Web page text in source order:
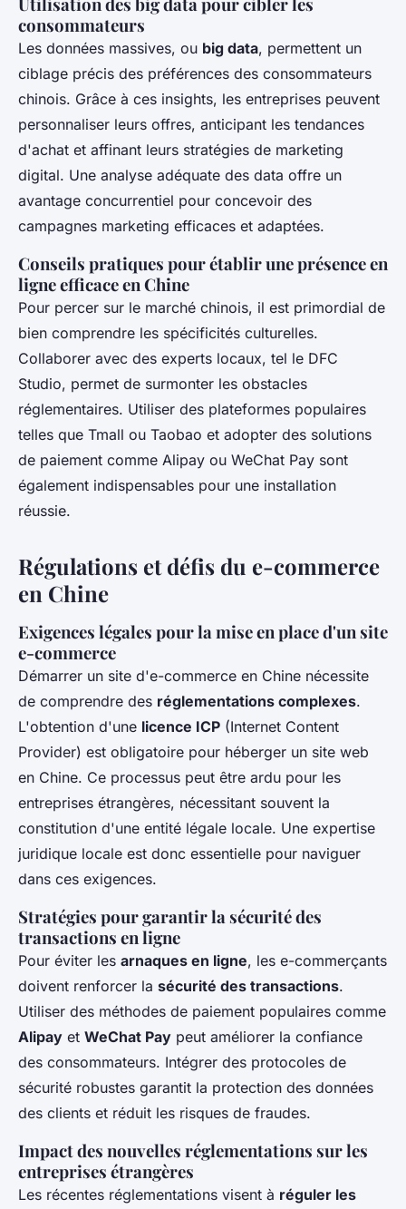
consommateurs
Les données massives, ou big data, permettent un
ciblage précis des préférences des consommateurs
chinois. Grâce à ces insights, les entreprises peuvent
personnaliser leurs offres, anticipant les tendances
d'achat et affinant leurs stratégies de marketing
digital. Une analyse adéquate des data offre un
avantage concurrentiel pour concevoir des
campagnes marketing efficaces et adaptées.
Conseils pratiques pour établir une présence en
ligne efficace en Chine
Pour percer sur le marché chinois, il est primordial de
bien comprendre les spécificités culturelles.
Collaborer avec des experts locaux, tel le DFC
Studio, permet de surmonter les obstacles
réglementaires. Utiliser des plateformes populaires
telles que Tmall ou Taobao et adopter des solutions
de paiement comme Alipay ou WeChat Pay sont
également indispensables pour une installation
réussie.
Régulations et défis du e-commerce
en Chine
Exigences légales pour la mise en place d'un site
e-commerce
Démarrer un site d'e-commerce en Chine nécessite
de comprendre des réglementations complexes.
L'obtention d'une licence ICP (Internet Content
Provider) est obligatoire pour héberger un site web
en Chine. Ce processus peut être ardu pour les
entreprises étrangères, nécessitant souvent la
constitution d'une entité légale locale. Une expertise
juridique locale est donc essentielle pour naviguer
dans ces exigences.
Stratégies pour garantir la sécurité des
transactions en ligne
Pour éviter les arnaques en ligne, les e-commerçants
doivent renforcer la sécurité des transactions.
Utiliser des méthodes de paiement populaires comme
Alipay et WeChat Pay peut améliorer la confiance
des consommateurs. Intégrer des protocoles de
sécurité robustes garantit la protection des données
des clients et réduit les risques de fraudes.
Impact des nouvelles réglementations sur les
entreprises étrangères
Les récentes réglementations visent à réguler les